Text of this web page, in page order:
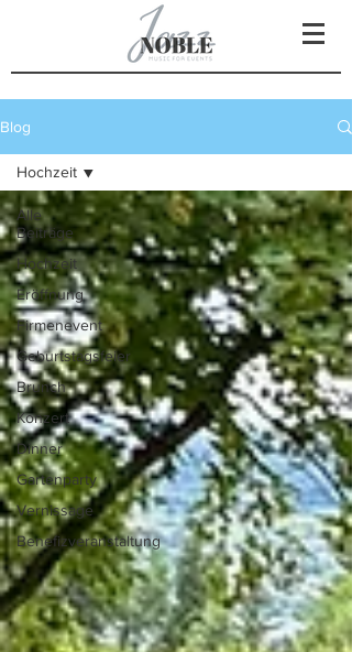
Blog
Alle
Beiträge
Hochzeit
Eröffnung
Firmenevent
Geburtstagsfeier
Brunch
Konzert
Dinner
Gartenparty
Vernissage
Benefizveranstaltung
Hochzeit